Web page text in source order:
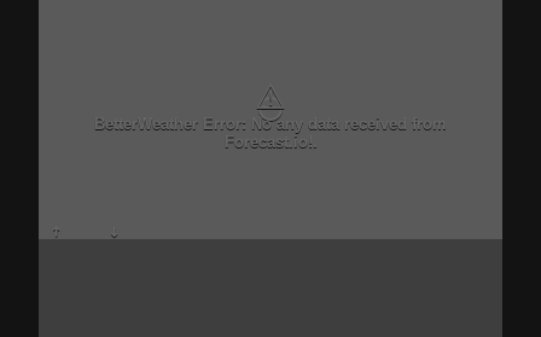
⚠
BetterWeather Error: No any data received from
Forecast.io!.